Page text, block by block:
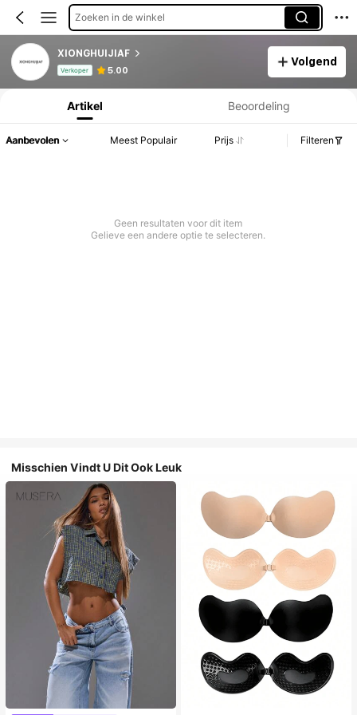
Zoeken in de winkel
XIONGHUIJIAF
Verkoper 5.00
Volgend
Productinformatie: Prijsopenbaring, Verkoop- en Voorraadgegevens.
Artikel Beoordeling
Aanbevolen Meest Populair Prijs Filteren
Geen resultaten voor dit item
Gelieve een andere optie te selecteren.
Misschien Vindt U Dit Ook Leuk